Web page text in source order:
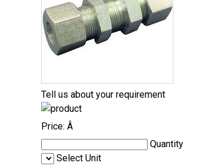
Tell us about your requirement
Price: Â
Quantity
Select Unit